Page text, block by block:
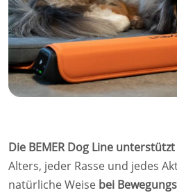
Die BEMER Dog Line
Alters, jeder Rasse und jedes
natürliche Weise bei